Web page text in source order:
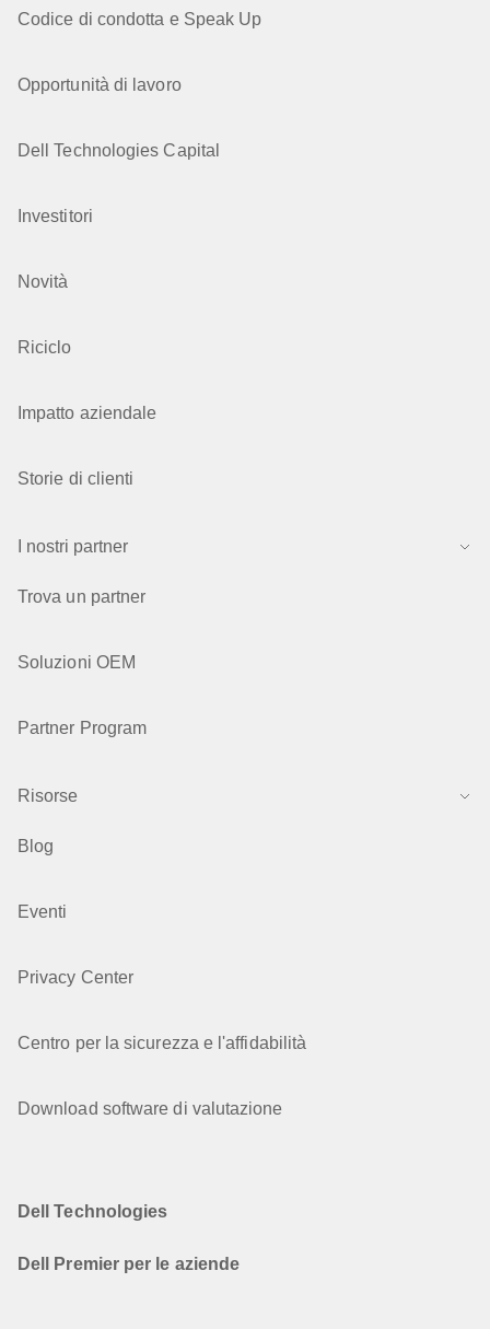
Codice di condotta e Speak Up
Opportunità di lavoro
Dell Technologies Capital
Investitori
Novità
Riciclo
Impatto aziendale
Storie di clienti
I nostri partner
Trova un partner
Soluzioni OEM
Partner Program
Risorse
Blog
Eventi
Privacy Center
Centro per la sicurezza e l'affidabilità
Download software di valutazione
Dell Technologies
Dell Premier per le aziende